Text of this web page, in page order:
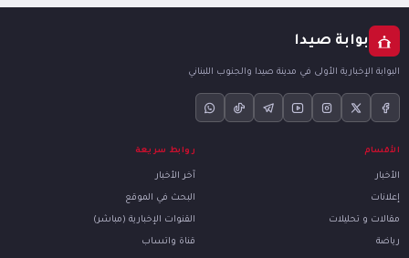
بوابة صيدا
البوابة الإخبارية الأولى في مدينة صيدا والجنوب اللبناني
الأقسام
الأخبار
إعلانات
مقالات و تحليلات
رياضة
روابط سريعة
آخر الأخبار
البحث في الموقع
القنوات الإخبارية (مباشر)
قناة واتساب